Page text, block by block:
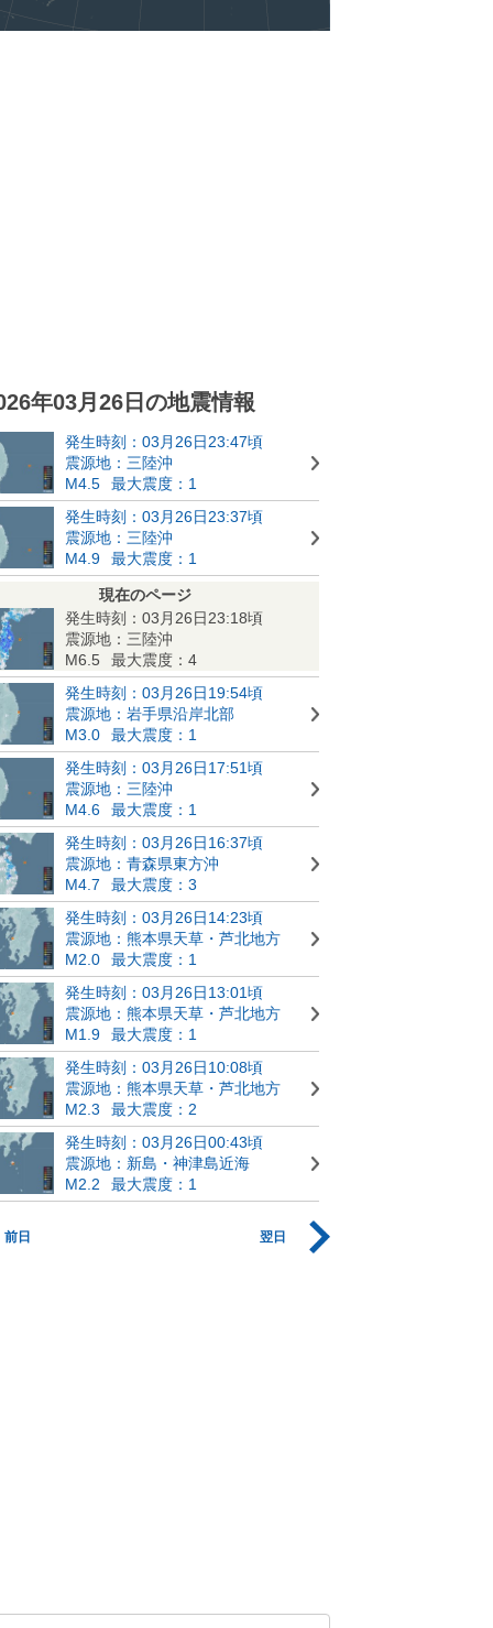
年03月26日の地震情報
発生時刻：03月26日23:47頃
震源地：三陸沖
M4.5
最大震度：1
発生時刻：03月26日23:37頃
震源地：三陸沖
M4.9
最大震度：1
現在のページ
発生時刻：03月26日23:18頃
震源地：三陸沖
M6.5
最大震度：4
発生時刻：03月26日19:54頃
震源地：岩手県沿岸北部
M3.0
最大震度：1
発生時刻：03月26日17:51頃
震源地：三陸沖
M4.6
最大震度：1
発生時刻：03月26日16:37頃
震源地：青森県東方沖
M4.7
最大震度：3
発生時刻：03月26日14:23頃
震源地：熊本県天草・芦北地方
M2.0
最大震度：1
発生時刻：03月26日13:01頃
震源地：熊本県天草・芦北地方
M1.9
最大震度：1
発生時刻：03月26日10:08頃
震源地：熊本県天草・芦北地方
M2.3
最大震度：2
発生時刻：03月26日00:43頃
震源地：新島・神津島近海
M2.2
最大震度：1
前日 翌日